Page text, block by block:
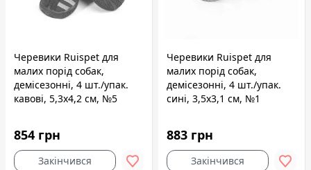
Черевики Ruispet для
малих порід собак,
демісезонні, 4 шт./упак.
кавові, 5,3x4,2 см, №5
854 грн
Закінчився
Черевики Ruispet для
малих порід собак,
демісезонні, 4 шт./упак.
сині, 3,5x3,1 см, №1
883 грн
Закінчився